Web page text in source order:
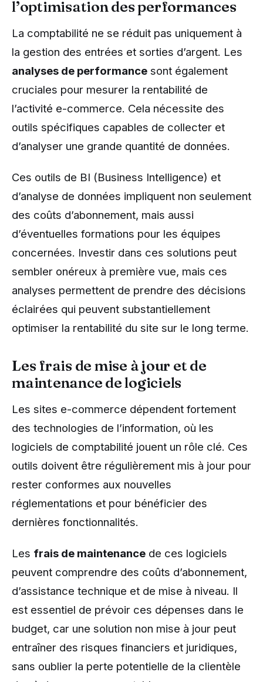
l’optimisation des performances
La comptabilité ne se réduit pas uniquement à
la gestion des entrées et sorties d’argent. Les
analyses de performance sont également
cruciales pour mesurer la rentabilité de
l’activité e-commerce. Cela nécessite des
outils spécifiques capables de collecter et
d’analyser une grande quantité de données.
Ces outils de BI (Business Intelligence) et
d’analyse de données impliquent non seulement
des coûts d’abonnement, mais aussi
d’éventuelles formations pour les équipes
concernées. Investir dans ces solutions peut
sembler onéreux à première vue, mais ces
analyses permettent de prendre des décisions
éclairées qui peuvent substantiellement
optimiser la rentabilité du site sur le long terme.
Les frais de mise à jour et de
maintenance de logiciels
Les sites e-commerce dépendent fortement
des technologies de l’information, où les
logiciels de comptabilité jouent un rôle clé. Ces
outils doivent être régulièrement mis à jour pour
rester conformes aux nouvelles
réglementations et pour bénéficier des
dernières fonctionnalités.
Les frais de maintenance de ces logiciels
peuvent comprendre des coûts d’abonnement,
d’assistance technique et de mise à niveau. Il
est essentiel de prévoir ces dépenses dans le
budget, car une solution non mise à jour peut
entraîner des risques financiers et juridiques,
sans oublier la perte potentielle de la clientèle